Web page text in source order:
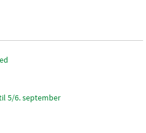
5/6. september